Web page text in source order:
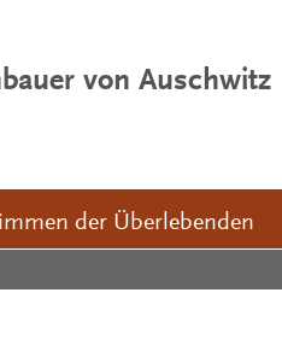
von Auschwitz
der Überlebenden